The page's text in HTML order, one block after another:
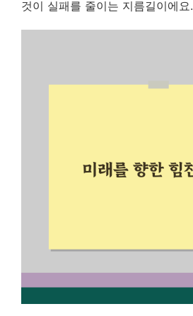
것이 실패를 줄이는 지름길이에요.